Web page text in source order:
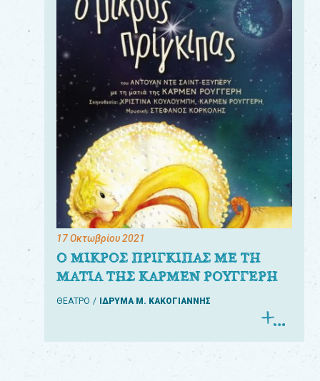
17 Οκτωβρίου 2021
Ο ΜΙΚΡΟΣ ΠΡΙΓΚΙΠΑΣ ΜΕ ΤΗ
ΜΑΤΙΑ ΤΗΣ ΚΑΡΜΕΝ ΡΟΥΓΓΕΡΗ
ΘΕΑΤΡΟ ΙΔΡΥΜΑ Μ. ΚΑΚΟΓΙΑΝΝΗΣ